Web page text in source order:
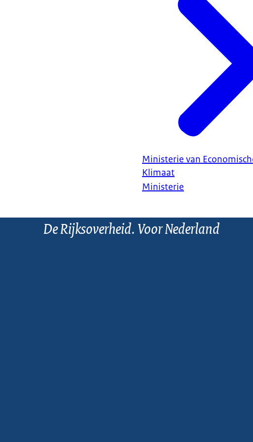
Ministerie van
Klimaat
Ministerie
De Rijksoverheid. Voor Nederland